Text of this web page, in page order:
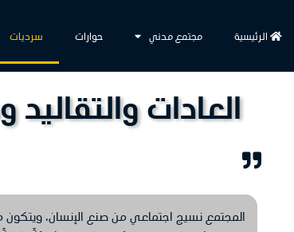
الرئيسية مجتمع مدني حوارات سرديات
العادات
المجتمع نسيج اجتماعي من صنع الإنسان، ويتكون